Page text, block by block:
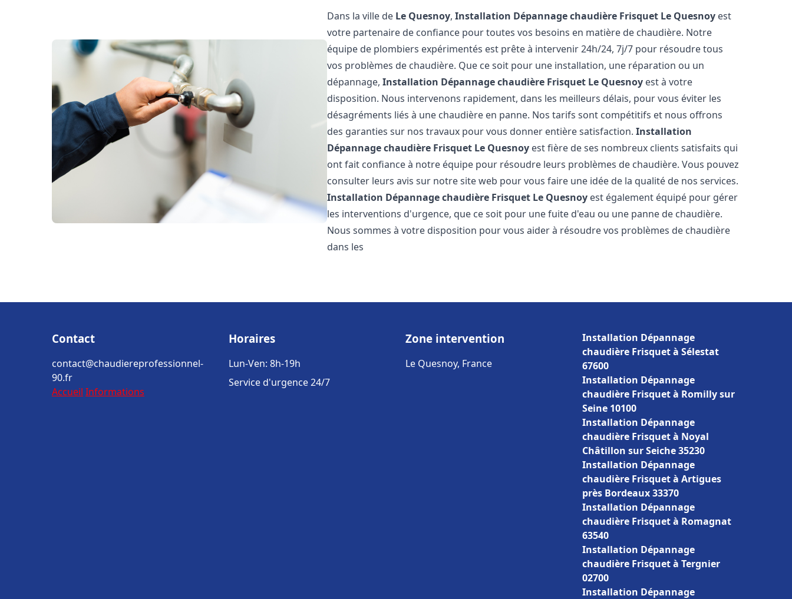
Dans la ville de Le Quesnoy,Installation Dépannage chaudière Frisquet Le Quesnoy est
votre partenaire de confiance pour toutes vos besoins en matière de chaudière. Notre
équipe de plombiers expérimentés est prête à intervenir 24h/24, 7j/7 pour résoudre tous
vos problèmes de chaudière. Que ce soit pour une installation, une réparation ou un
dépannage,Installation Dépannage chaudière Frisquet Le Quesnoy est à votre
disposition. Nous intervenons rapidement, dans les meilleurs délais, pour vous éviter les
désagréments liés à une chaudière en panne. Nos tarifs sont compétitifs et nous offrons
des garanties sur nos travaux pour vous donner entière satisfaction.Installation
Dépannage chaudière Frisquet Le Quesnoy est fière de ses nombreux clients satisfaits qui
ont fait confiance à notre équipe pour résoudre leurs problèmes de chaudière. Vous pouvez
consulter leurs avis sur notre site web pour vous faire une idée de la qualité de nos services.
Installation Dépannage chaudière Frisquet Le Quesnoy est également équipé pour gérer
les interventions d'urgence, que ce soit pour une fuite d'eau ou une panne de chaudière.
Nous sommes à votre disposition pour vous aider à résoudre vos problèmes de chaudière
dans les
Contact
contact@chaudiereprofessionnel-
90.fr
Accueil Informations
Horaires
Lun-Ven: 8h-19h
Service d'urgence 24/7
Zone intervention
Le Quesnoy, France
Installation Dépannage
chaudière Frisquet à Sélestat
67600
Installation Dépannage
chaudière Frisquet à Romilly sur
Seine 10100
Installation Dépannage
chaudière Frisquet à Noyal
Châtillon sur Seiche 35230
Installation Dépannage
chaudière Frisquet à Artigues
près Bordeaux 33370
Installation Dépannage
chaudière Frisquet à Romagnat
63540
Installation Dépannage
chaudière Frisquet à Tergnier
02700
Installation Dépannage